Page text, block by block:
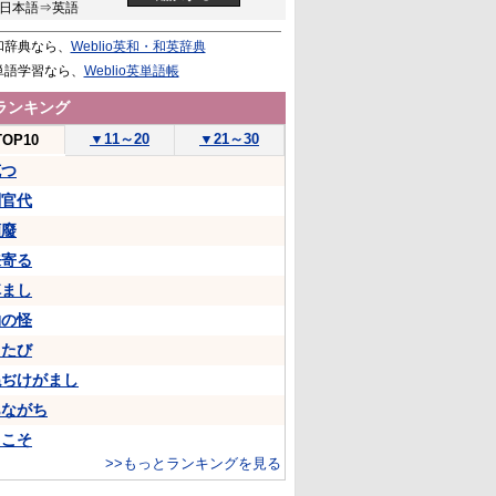
日本語⇒英語
典なら、 Weblio英和・和英辞典
学習なら、 Weblio英単語帳
ンキング
▼ 11～20 ▼ 21～30
代
る
し
怪
び
けがまし
がち
そ
>>もっとランキングを見る